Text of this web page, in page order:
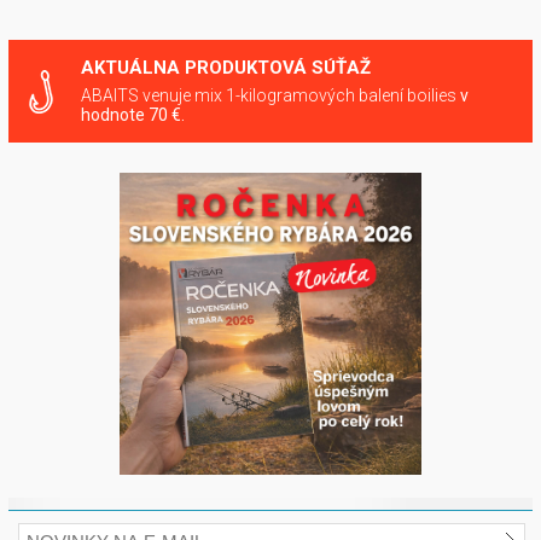
AKTUÁLNA PRODUKTOVÁ SÚŤAŽ
ABAITS venuje mix 1-kilogramových balení boilies v
hodnote 70 €.